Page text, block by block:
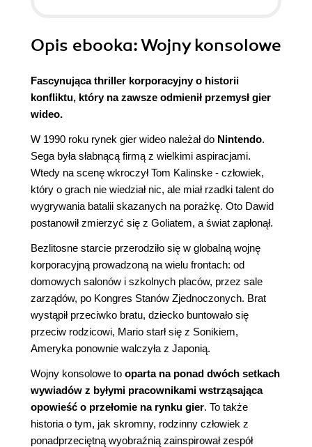
Opis ebooka: Wojny konsolowe
Fascynująca thriller korporacyjny o historii
konfliktu, który na zawsze odmienił przemysł gier
wideo.
W 1990 roku rynek gier wideo należał do Nintendo.
Sega była słabnącą firmą z wielkimi aspiracjami.
Wtedy na scenę wkroczył Tom Kalinske - człowiek,
który o grach nie wiedział nic, ale miał rzadki talent do
wygrywania batalii skazanych na porażkę. Oto Dawid
postanowił zmierzyć się z Goliatem, a świat zapłonął.
Bezlitosne starcie przerodziło się w globalną wojnę
korporacyjną prowadzoną na wielu frontach: od
domowych salonów i szkolnych placów, przez sale
zarządów, po Kongres Stanów Zjednoczonych. Brat
wystąpił przeciwko bratu, dziecko buntowało się
przeciw rodzicowi, Mario starł się z Sonikiem,
Ameryka ponownie walczyła z Japonią.
Wojny konsolowe to oparta na ponad dwóch setkach
wywiadów z byłymi pracownikami wstrząsająca
opowieść o przełomie na rynku gier. To także
historia o tym, jak skromny, rodzinny człowiek z
ponadprzeciętną wyobraźnią zainspirował zespół